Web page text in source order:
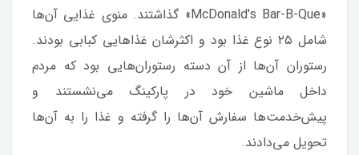
«McDonald's Bar-B-Que» گذاشتند. منوی غذایی آن‌ها
شامل ۲۵ نوع غذا بود و اکثرشان غذاهایی کبابی بودند.
رستوران آن‌ها از آن دسته رستوران‌هایی بود که مردم
داخل ماشین خود در پارکینگ می‌نشستند و
پیش‌خدمت‌ها سفارش آن‌ها را گرفته و غذا را به آن‌ها
تحویل می‌دادند.